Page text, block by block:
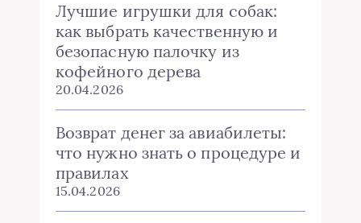
Лучшие игрушки для собак:
как выбрать качественную и
безопасную палочку из
кофейного дерева
20.04.2026
Возврат денег за авиабилеты:
что нужно знать о процедуре и
правилах
15.04.2026